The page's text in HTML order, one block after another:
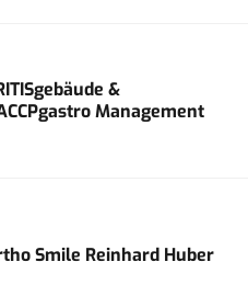
&
Management
Smile Reinhard Huber